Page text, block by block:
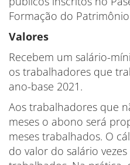
Formação do
Valores
Recebem um salário-
os trabalhadores que
ano-base 2021.
Aos trabalhadores que
meses o abono será
meses trabalhados. O
do valor do salário